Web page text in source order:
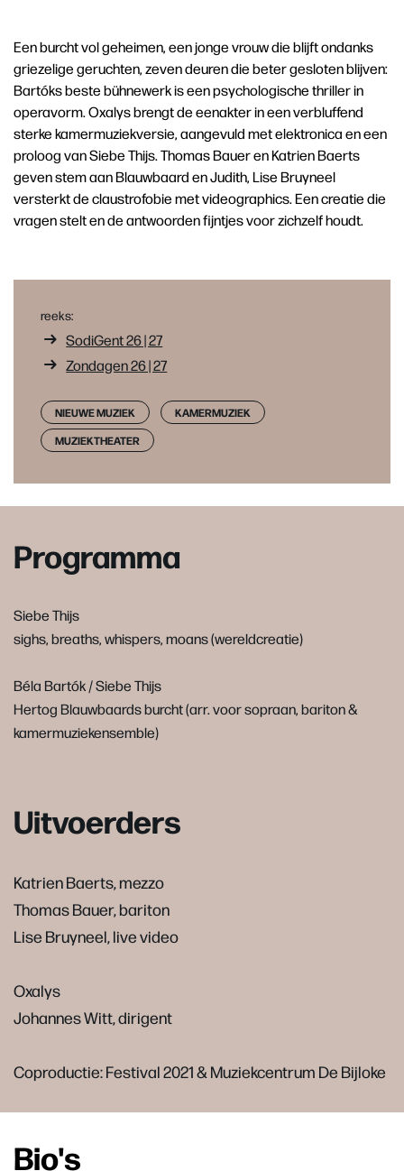
Een burcht vol geheimen, een jonge vrouw die blijft ondanks
griezelige geruchten, zeven deuren die beter gesloten blijven:
Bartóks beste bühnewerk is een psychologische thriller in
operavorm. Oxalys brengt de eenakter in een verbluffend
sterke kamermuziekversie, aangevuld met elektronica en een
proloog van Siebe Thijs. Thomas Bauer en Katrien Baerts
geven stem aan Blauwbaard en Judith, Lise Bruyneel
versterkt de claustrofobie met videographics. Een creatie die
vragen stelt en de antwoorden fijntjes voor zichzelf houdt.
reeks:
SodiGent 26 | 27
Zondagen 26 | 27
NIEUWE MUZIEK
KAMERMUZIEK
MUZIEKTHEATER
Programma
Siebe Thijs
sighs, breaths, whispers, moans (wereldcreatie)
Béla Bartók / Siebe Thijs
Hertog Blauwbaards burcht (arr. voor sopraan, bariton &
kamermuziekensemble)
Uitvoerders
Katrien Baerts, mezzo
Thomas Bauer, bariton
Lise Bruyneel, live video
Oxalys
Johannes Witt, dirigent
Coproductie: Festival 2021 & Muziekcentrum De Bijloke
Bio's